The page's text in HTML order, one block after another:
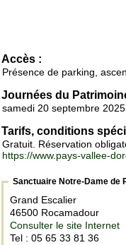
Accès :
Présence de parking,
Journées du
samedi 20 septembre
Tarifs, conditions
Gratuit. Réservation
https://www.pays-vallee-
Sanctuaire Notre-Dame de
Grand Escalier
46500 Rocamadour
Consulter le site Internet
Tel : 05 65 33 81 36